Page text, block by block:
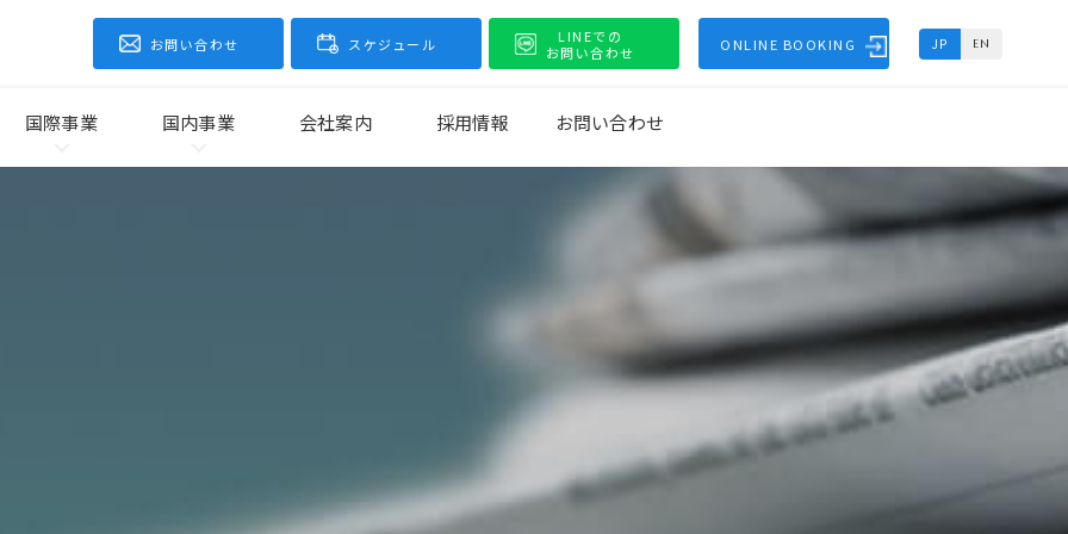
お問い合わせ スケジュール
LINEでの
お問い合わせ
ONLINE BOOKING JP EN
国際事業 国内事業 会社案内 採用情報 お問い合わせ